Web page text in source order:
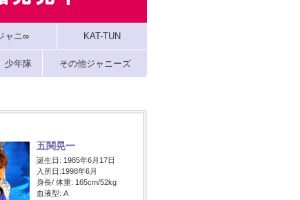
ャニ∞ KAT-TUN
少年隊 その他ジャニーズ
五関晃一
誕生日: 1985年6月17日
入所日:1998年6月
身長/ 体重: 165cm/52kg
血液型: A